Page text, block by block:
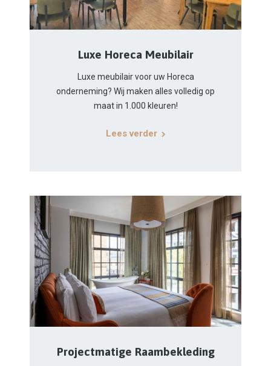
Luxe Horeca Meubilair
Luxe meubilair voor uw Horeca
onderneming? Wij maken alles volledig op
maat in 1.000 kleuren!
Lees verder
Projectmatige Raambekleding